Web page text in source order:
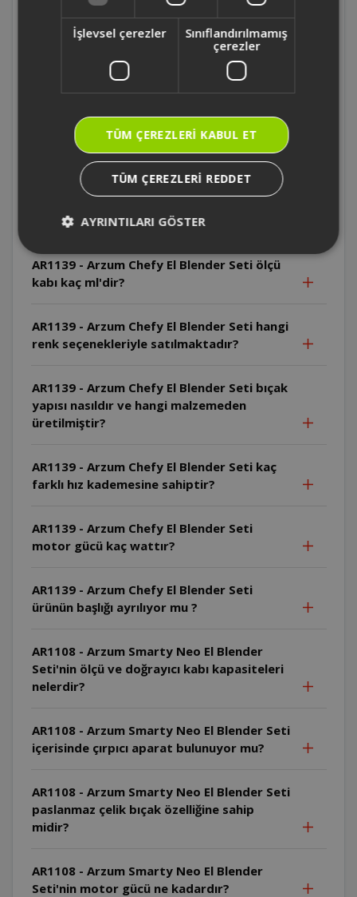
Seti kaç fonksiyona sahip ?
AR1167 - Arzum Starblend Multi Blender
Setinin motoru kaç watt ?
AR1139 - Arzum Chefy El Blender Seti ticari
mutfaklarda kullanıma uygun mudur?
AR1139 - Arzum Chefy El Blender Seti'nin
kadardır?
AR1139 - Arzum Chefy El Blender Seti ölçü
kabı kaç ml'dir?
AR1139 - Arzum Chefy El Blender Seti hangi
renk seçenekleriyle satılmaktadır?
AR1139 - Arzum Chefy El Blender Seti bıçak
yapısı nasıldır ve hangi malzemeden
üretilmiştir?
AR1139 - Arzum Chefy El Blender Seti kaç
farklı hız kademesine sahiptir?
AR1139 - Arzum Chefy El Blender Seti
motor gücü kaç wattır?
AR1139 - Arzum Chefy El Blender Seti
ürünün başlığı ayrılıyor mu ?
AR1108 - Arzum Smarty Neo El Blender
Seti'nin ölçü ve doğrayıcı kabı kapasiteleri
nelerdir?
AR1108 - Arzum Smarty Neo El Blender Seti
içerisinde çırpıcı aparat bulunuyor mu?
AR1108 - Arzum Smarty Neo El Blender Seti
paslanmaz çelik bıçak özelliğine sahip
midir?
AR1108 - Arzum Smarty Neo El Blender
Seti'nin motor gücü ne kadardır?
İşlevsel çerezler
Sınıflandırılmamış
çerezler
TÜM ÇEREZLERI KABUL ET
TÜM ÇEREZLERI REDDET
AYRINTILARI GÖSTER